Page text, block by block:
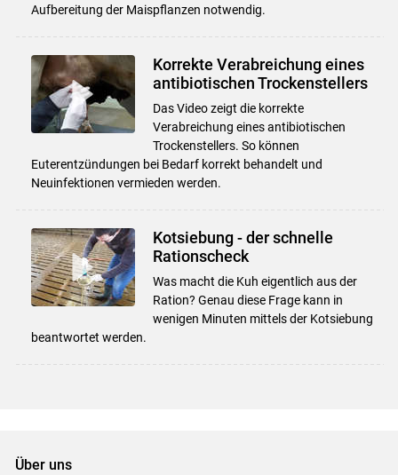
Aufbereitung der Maispflanzen notwendig.
Korrekte Verabreichung eines
antibiotischen Trockenstellers
Das Video zeigt die korrekte
Verabreichung eines antibiotischen
Trockenstellers. So können
Euterentzündungen bei Bedarf korrekt behandelt und
Neuinfektionen vermieden werden.
Kotsiebung - der schnelle
Rationscheck
Was macht die Kuh eigentlich aus der
Ration? Genau diese Frage kann in
wenigen Minuten mittels der Kotsiebung
beantwortet werden.
Über uns